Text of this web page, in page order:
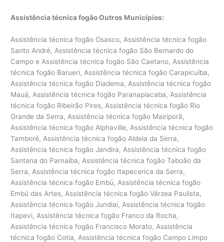
Assistência técnica fogão Outros Municípios:
Assistência técnica fogão Osasco, Assistência técnica fogão
Santo André, Assistência técnica fogão São Bernardo do
Campo e Assistência técnica fogão São Caetano, Assistência
técnica fogão Barueri, Assistência técnica fogão Carapicuíba,
Assistência técnica fogão Diadema, Assistência técnica fogão
Mauá, Assistência técnica fogão Paranapiacaba, Assistência
técnica fogão Ribeirão Pires, Assistência técnica fogão Rio
Grande da Serra, Assistência técnica fogão Mairiporã,
Assistência técnica fogão Alphaville, Assistência técnica fogão
Tamboré, Assistência técnica fogão Aldeia da Serra,
Assistência técnica fogão Jandira, Assistência técnica fogão
Santana do Parnaíba, Assistência técnica fogão Taboão da
Serra, Assistência técnica fogão Itapecerica da Serra,
Assistência técnica fogão Embú, Assistência técnica fogão
Embú das Artes, Assistência técnica fogão Várzea Paulista,
Assistência técnica fogão Jundiaí, Assistência técnica fogão
Itapevi, Assistência técnica fogão Franco da Rocha,
Assistência técnica fogão Francisco Morato, Assistência
técnica fogão Cotia, Assistência técnica fogão Campo Limpo